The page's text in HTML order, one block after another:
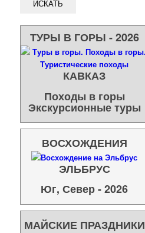
ТУРЫ В ГОРЫ - 2026
КАВКАЗ
Походы в горы
Экскурсионные туры
ВОСХОЖДЕНИЯ
ЭЛЬБРУС
Юг, Север - 2026
МАЙСКИЕ ПРАЗДНИКИ